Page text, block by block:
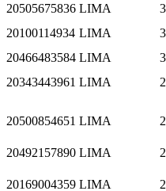
20505675836 LIMA
20100114934 LIMA
20466483584 LIMA
20343443961 LIMA
20500854651 LIMA
20492157890 LIMA
20169004359 LIMA